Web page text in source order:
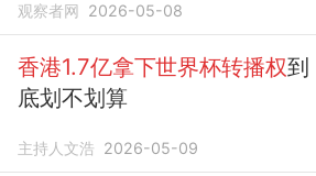
谈判陷入僵...
观察者网 2026-05-08
香港1.7亿拿下世界杯转播权到
底划不划算
主持人文浩 2026-05-09